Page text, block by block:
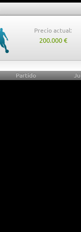
Precio actual:
200.000 €
Partido